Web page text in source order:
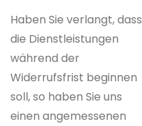
Haben Sie verlangt, dass
die Dienstleistungen
während der
Widerrufsfrist beginnen
soll, so haben Sie uns
einen angemessenen